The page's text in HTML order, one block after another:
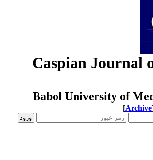
Caspian
Babol University of
[